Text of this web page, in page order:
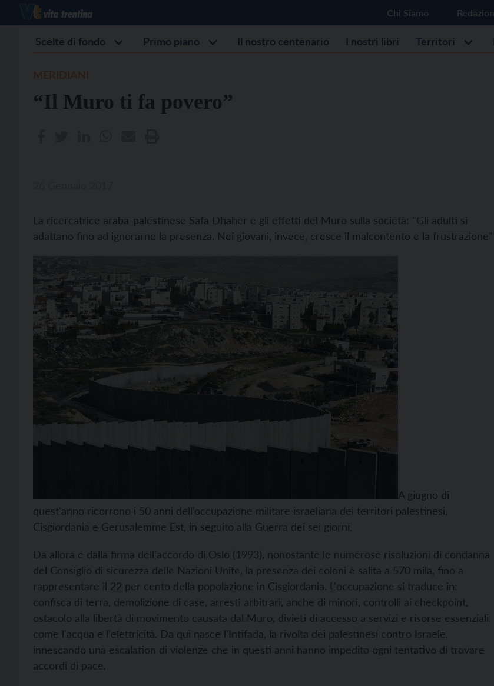
Chi Siamo
Scelte di fondo Primo piano Il nostro centenario I nostri libri Territori
“Il Muro ti fa povero”
La ricercatrice araba-palestinese Safa Dhaher e gli effetti del Muro sulla società: “Gli adulti si
adattano fino ad ignorarne la presenza. Nei giovani, invece, cresce il malcontento e la frustrazione”
A giugno di
quest'anno ricorrono i 50 anni dell’occupazione militare israeliana dei territori palestinesi,
Cisgiordania e Gerusalemme Est, in seguito alla Guerra dei sei giorni.
Da allora e dalla firma dell'accordo di Oslo (1993), nonostante le numerose risoluzioni di condanna
del Consiglio di sicurezza delle Nazioni Unite, la presenza dei coloni è salita a 570 mila, fino a
rappresentare il 22 per cento della popolazione in Cisgiordania. L'occupazione si traduce in:
confisca di terra, demolizione di case, arresti arbitrari, anche di minori, controlli ai checkpoint,
ostacolo alla libertà di movimento causata dal Muro, divieti di accesso a servizi e risorse essenziali
come l'acqua e l'elettricità. Da qui nasce l'Intifada, la rivolta dei palestinesi contro Israele,
innescando una escalation di violenze che in questi anni hanno impedito ogni tentativo di trovare
accordi di pace.